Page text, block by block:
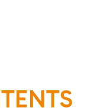
TENTS